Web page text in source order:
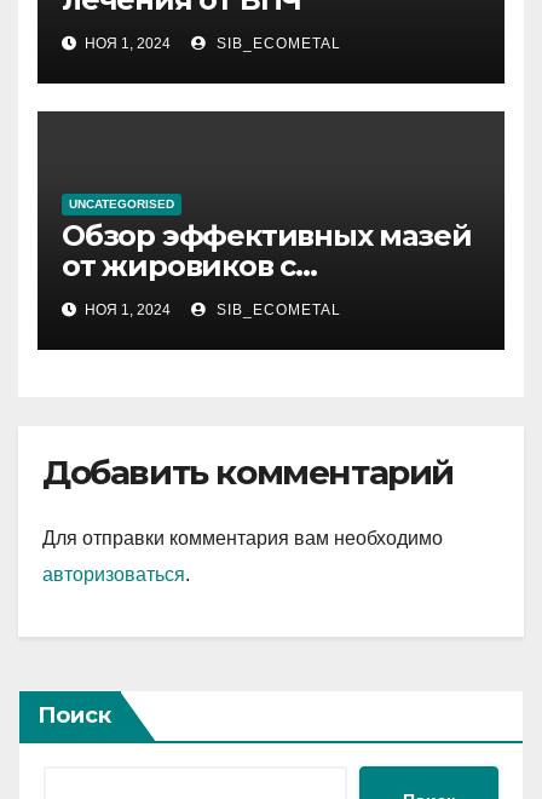
НОЯ 1, 2024 SIB_ECOMETAL
UNCATEGORISED
Обзор эффективных мазей
от жировиков с
рассасывающим эффектом
НОЯ 1, 2024 SIB_ECOMETAL
Добавить комментарий
Для отправки комментария вам необходимо
авторизоваться.
Поиск